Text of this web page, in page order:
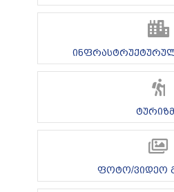
ფოტო/ვიდეო